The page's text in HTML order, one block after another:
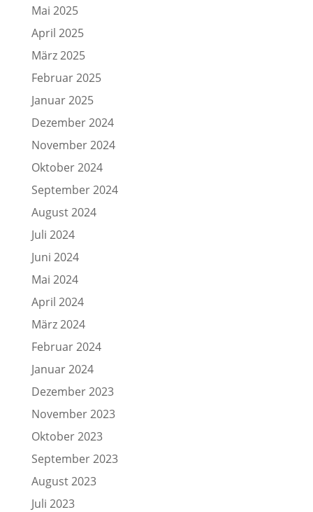
Mai 2025
April 2025
März 2025
Februar 2025
Januar 2025
Dezember 2024
November 2024
Oktober 2024
September 2024
August 2024
Juli 2024
Juni 2024
Mai 2024
April 2024
März 2024
Februar 2024
Januar 2024
Dezember 2023
November 2023
Oktober 2023
September 2023
August 2023
Juli 2023